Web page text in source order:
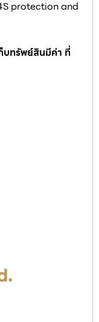
protection and
บทรัพย์สินมีค่า ที่